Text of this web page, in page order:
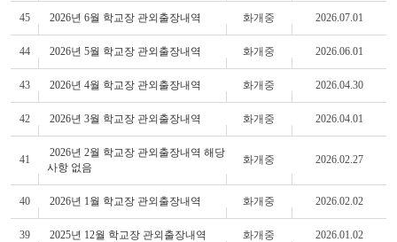
45 2026년 6월 학교장 관외출장내역 화개중 2026.07.01
44 2026년 5월 학교장 관외출장내역 화개중 2026.06.01
43 2026년 4월 학교장 관외출장내역 화개중 2026.04.30
42 2026년 3월 학교장 관외출장내역 화개중 2026.04.01
41
2026년 2월 학교장 관외출장내역 해당
사항 없음
화개중 2026.02.27
40 2026년 1월 학교장 관외출장내역 화개중 2026.02.02
39 2025년 12월 학교장 관외출장내역 화개중 2026.01.02